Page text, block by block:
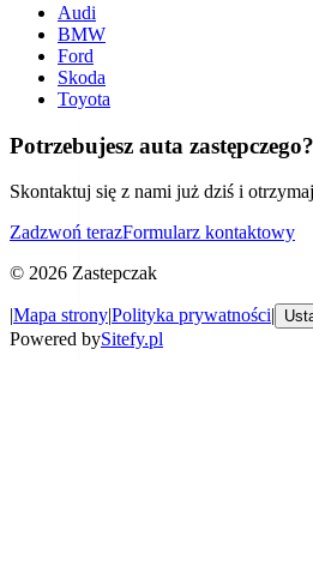
Audi
BMW
Ford
Skoda
Toyota
Potrzebujesz auta zastępczego?
Skontaktuj się z nami już dziś i
Zadzwoń terazFormularz kontaktowy
© 2026 Zastepczak
|Mapa strony|Polityka prywatności|
Powered bySitefy.pl